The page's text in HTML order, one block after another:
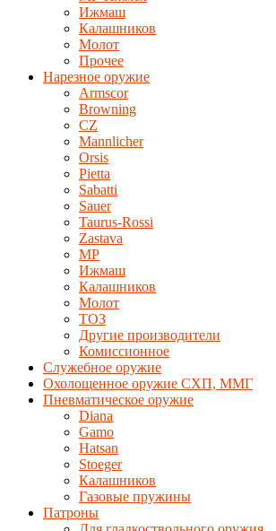
Ижмаш
Калашников
Молот
Прочее
Нарезное оружие
Armscor
Browning
CZ
Mannlicher
Orsis
Pietta
Sabatti
Sauer
Taurus-Rossi
Zastava
MP
Ижмаш
Калашников
Молот
ТОЗ
Другие производители
Комиссионное
Служебное оружие
Охолощенное оружие СХП, ММГ
Пневматическое оружие
Diana
Gamo
Hatsan
Stoeger
Калашников
Газовые пружины
Патроны